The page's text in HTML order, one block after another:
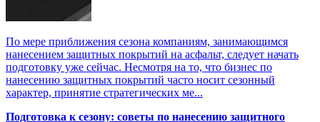
По мере приближения сезона компаниям, занимающимся
нанесением защитных покрытий на асфальт, следует начать
подготовку уже сейчас. Несмотря на то, что бизнес по
нанесению защитных покрытий часто носит сезонный
характер, принятие стратегических ме...
Подготовка к сезону: советы по нанесению защитного